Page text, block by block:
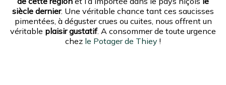
siècle dernier. Une véritable chance tant ces saucisses
pimentées, à déguster crues ou cuites, nous offrent un
véritable plaisir gustatif. A consommer de toute urgence
chez le Potager de Thiey !